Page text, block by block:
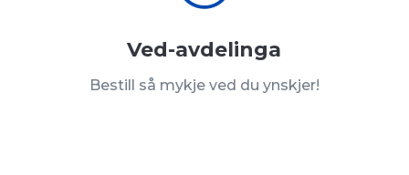
Ved-avdelinga
Bestill så mykje ved du ynskjer!